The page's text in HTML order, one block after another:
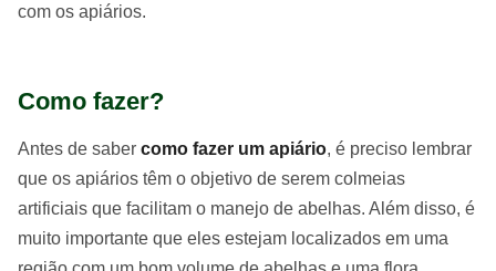
com os apiários.
Como fazer?
Antes de saber como fazer um apiário, é preciso lembrar
que os apiários têm o objetivo de serem colmeias
artificiais que facilitam o manejo de abelhas. Além disso, é
muito importante que eles estejam localizados em uma